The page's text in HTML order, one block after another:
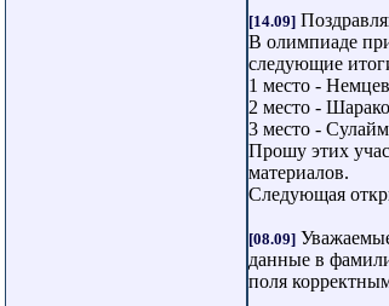
[14.09]
В олимпиаде
следующие
1 место -
2 место -
3 место -
Прошу этих
материалов.
Следующая
[08.09]
данные в
поля